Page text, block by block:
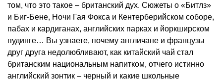
том, что это такое – британский дух. Сюжеты о «Битлз»
и Биг-Бене, Ночи Гая Фокса и Кентерберийском соборе,
пабах и кардиганах, английских парках и йоркширском
пудинге… Вы узнаете, почему англичане и французы
друг друга недолюбливают, как китайский чай стал
британским национальным напитком, отчего истинно
английский зонтик – черный и какие школьные